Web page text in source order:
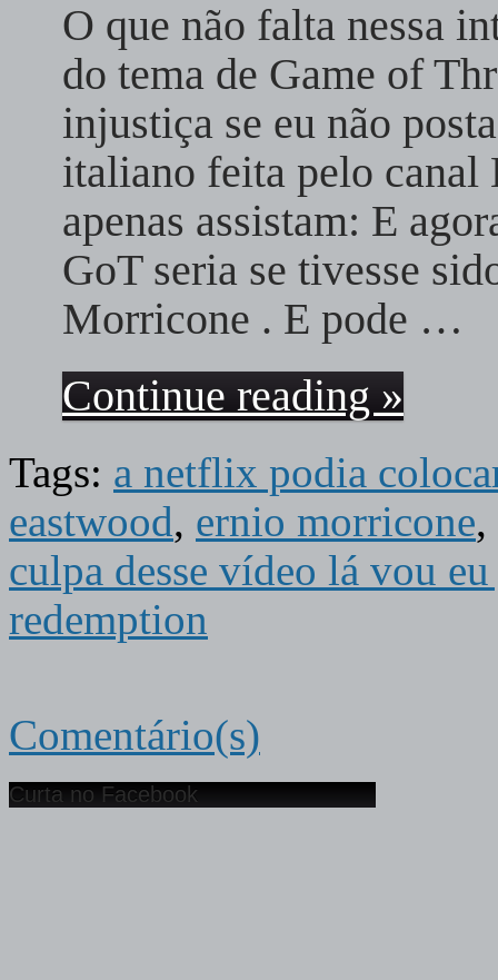
O que não falta nessa
do tema de Game of
injustiça se eu não
italiano feita pelo canal
apenas assistam: E
GoT seria se tivesse
Morricone . E pode …
Continue reading »
Tags: a netflix podia
eastwood, ernio morricone,
culpa desse vídeo lá vou
redemption
Comentário(s)
Curta no Facebook